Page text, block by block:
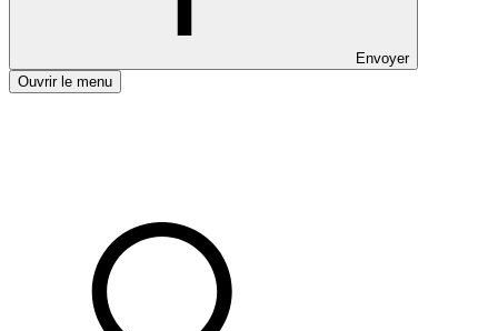
Envoyer
Ouvrir le menu